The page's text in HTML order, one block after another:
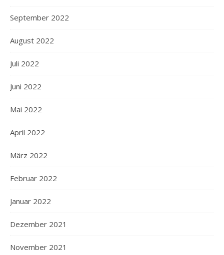
September 2022
August 2022
Juli 2022
Juni 2022
Mai 2022
April 2022
März 2022
Februar 2022
Januar 2022
Dezember 2021
November 2021